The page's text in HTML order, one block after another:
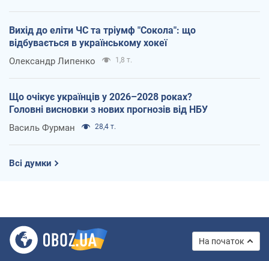
Вихід до еліти ЧС та тріумф "Сокола": що
відбувається в українському хокеї
Олександр Липенко 1,8 т.
Що очікує українців у 2026–2028 роках?
Головні висновки з нових прогнозів від НБУ
Василь Фурман 28,4 т.
Всі думки
На початок